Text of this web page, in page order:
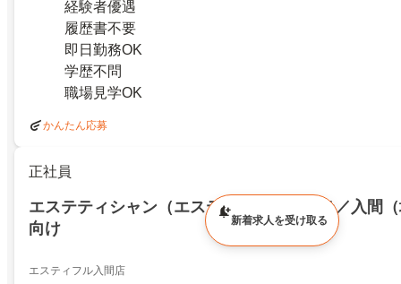
経験者優遇
履歴書不要
即日勤務OK
学歴不問
職場見学OK
かんたん応募
正社員
エステティシャン（エステ）求人／エステ／入間
向け
エスティフル入間店
新着求人を受け取る